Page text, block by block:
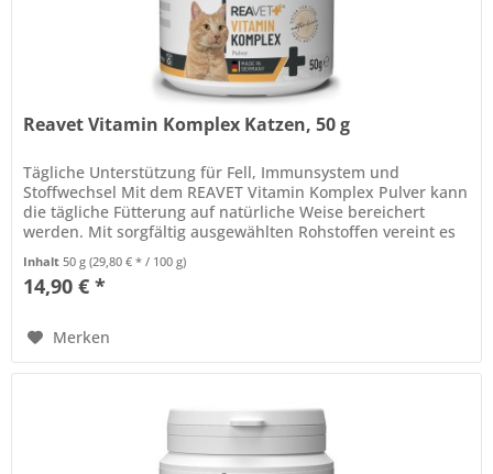
Reavet Vitamin Komplex Katzen, 50 g
Tägliche Unterstützung für Fell, Immunsystem und
Stoffwechsel Mit dem REAVET Vitamin Komplex Pulver kann
die tägliche Fütterung auf natürliche Weise bereichert
werden. Mit sorgfältig ausgewählten Rohstoffen vereint es
Inhalt50 g(29,80 € * / 100 g)
14,90 € *
Merken